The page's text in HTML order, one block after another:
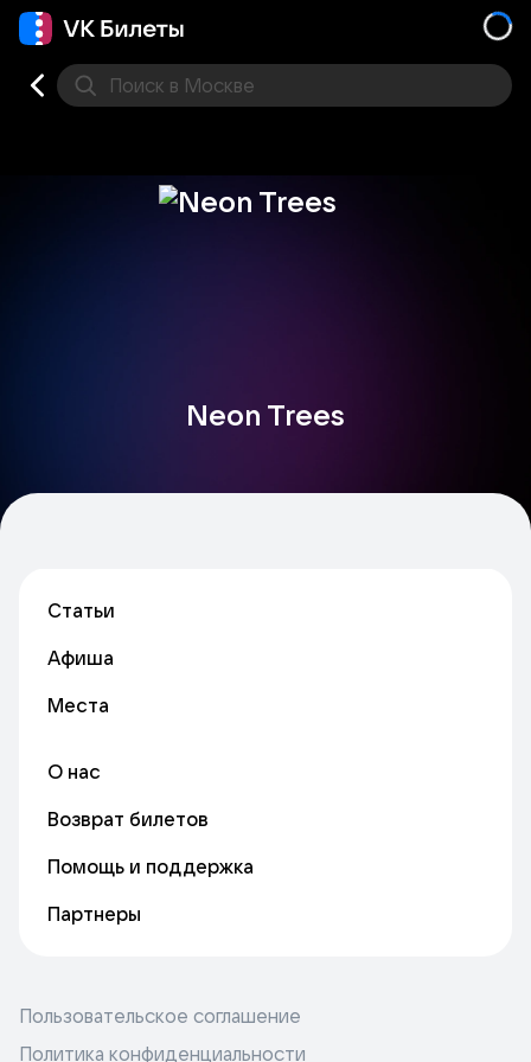
Поиск в Москве
Neon Trees
Статьи
Афиша
Места
О нас
Возврат билетов
Помощь и поддержка
Партнеры
Пользовательское соглашение
Политика конфиденциальности